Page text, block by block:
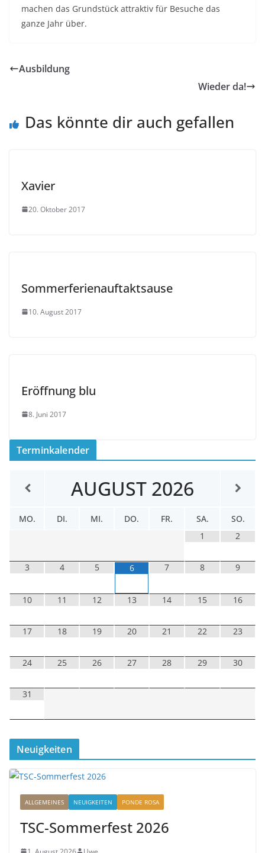
machen das Grundstück attraktiv für Besuche das
ganze Jahr über.
Ausbildung
Wieder da!
Das könnte dir auch gefallen
Xavier
20. Oktober 2017
Sommerferienauftaktsause
10. August 2017
Eröffnung blu
8. Juni 2017
Terminkalender
AUGUST 2026
MO. DI. MI. DO. FR. SA.
SO.
1
2
3 4 5 6 7 8 9
10 11 12 13 14 15 16
17 18 19 20 21 22 23
24 25 26 27 28 29 30
31
Neuigkeiten
ALLGEMEINES NEUIGKEITEN PONDE ROSA
TSC-Sommerfest 2026